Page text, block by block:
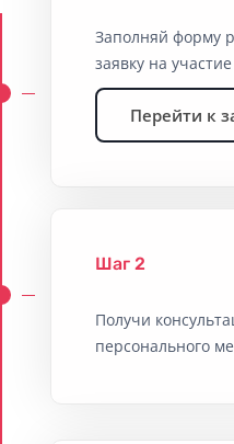
Заполняй форму
заявку на
Перейти к
Шаг 2
Получи
персонального